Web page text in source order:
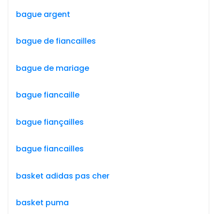
bague argent
bague de fiancailles
bague de mariage
bague fiancaille
bague fiançailles
bague fiancailles
basket adidas pas cher
basket puma